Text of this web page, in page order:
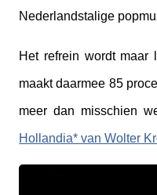
Nederlandstalige
Het refrein wordt maar
maakt daarmee 85
meer dan misschien
Hollandia* van Wolter